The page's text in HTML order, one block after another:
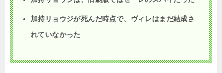
加持リョウジが死んだ時点で、ヴィレはまだ結成さ
れていなかった